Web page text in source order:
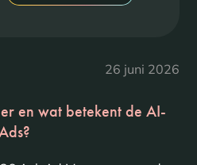
26 juni 2026
en wat betekent de AI-